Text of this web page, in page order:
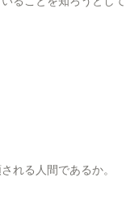
れる人間であるか。